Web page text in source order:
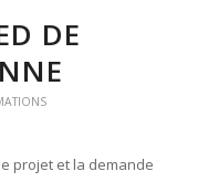
DE
projet et la demande